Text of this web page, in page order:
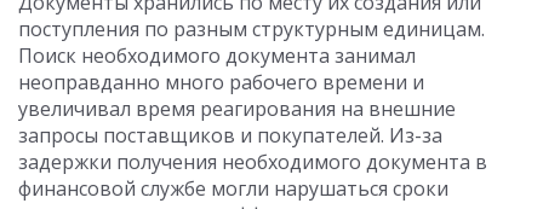
поступления по разным структурным единицам.
Поиск необходимого документа занимал
неоправданно много рабочего времени и
увеличивал время реагирования на внешние
запросы поставщиков и покупателей. Из-за
задержки получения необходимого документа в
финансовой службе могли нарушаться сроки